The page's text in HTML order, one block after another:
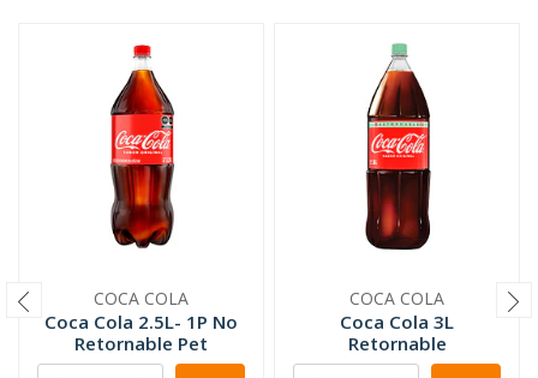
COCA COLA
Coca Cola 2.5L- 1P No
Retornable Pet
COCA COLA
Coca Cola 3L
Retornable